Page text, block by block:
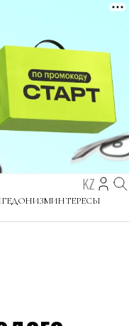
KZ
ГЕДОНИЗМИНТЕРЕСЫ